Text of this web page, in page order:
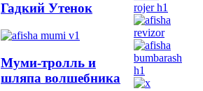
Гадкий Утенок
Муми-тролль и
шляпа волшебника